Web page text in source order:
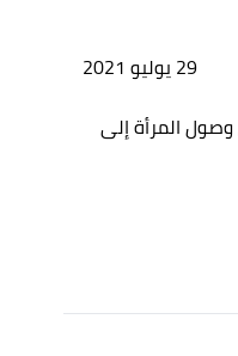
29 يوليو 2021
المرأة إلى